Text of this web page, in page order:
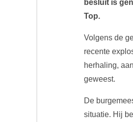
besluit is
Top.
Volgens de
recente
herhaling,
geweest.
De
situatie. Hij